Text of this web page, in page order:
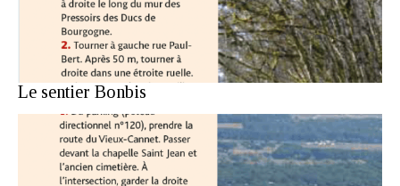
Le sentier Bonbis